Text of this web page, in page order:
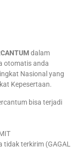
dalam
otomatis anda
Nasional yang
Kepesertaan.
bisa terjadi
tidak terkirim (GAGAL